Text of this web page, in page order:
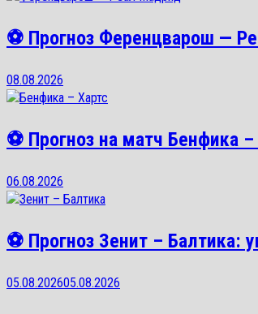
⚽ Прогноз Ференцварош —
08.08.2026
⚽ Прогноз на матч Бенфика
06.08.2026
⚽ Прогноз Зенит – Балтика:
05.08.202605.08.2026